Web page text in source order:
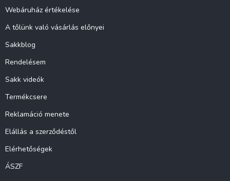
Webáruház értékelése
A tőlünk való vásárlás előnyei
Sakkblog
Rendelésem
Sakk videók
Termékcsere
Reklamáció menete
Elállás a szerződéstől
Elérhetőségek
ÁSZF